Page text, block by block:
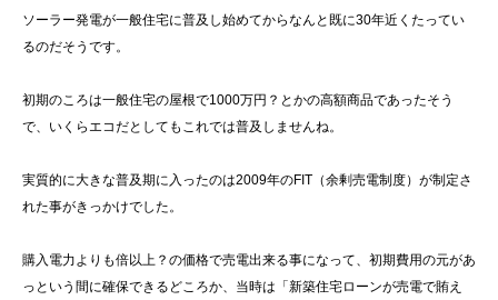
ソーラー発電が一般住宅に普及し始めてからなんと既に30年近くたってい
るのだそうです。
初期のころは一般住宅の屋根で1000万円？とかの高額商品であったそう
で、いくらエコだとしてもこれでは普及しませんね。
実質的に大きな普及期に入ったのは2009年のFIT（余剰売電制度）が制定さ
れた事がきっかけでした。
購入電力よりも倍以上？の価格で売電出来る事になって、初期費用の元があ
っという間に確保できるどころか、当時は「新築住宅ローンが売電で賄え